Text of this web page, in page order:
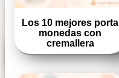
Los 10 mejores porta
monedas con
cremallera